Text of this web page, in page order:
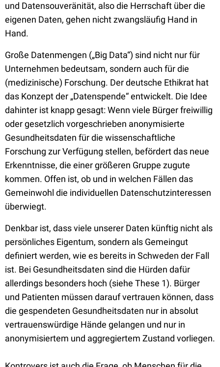
und Datensouveränität, also die Herrschaft über die
eigenen Daten, gehen nicht zwangsläufig Hand in
Hand.
Große Datenmengen („Big Data“) sind nicht nur für
Unternehmen bedeutsam, sondern auch für die
(medizinische) Forschung. Der deutsche Ethikrat hat
das Konzept der „Datenspende“ entwickelt. Die Idee
dahinter ist knapp gesagt: Wenn viele Bürger freiwillig
oder gesetzlich vorgeschrieben anonymisierte
Gesundheitsdaten für die wissenschaftliche
Forschung zur Verfügung stellen, befördert das neue
Erkenntnisse, die einer größeren Gruppe zugute
kommen. Offen ist, ob und in welchen Fällen das
Gemeinwohl die individuellen Datenschutzinteressen
überwiegt.
Denkbar ist, dass viele unserer Daten künftig nicht als
persönliches Eigentum, sondern als Gemeingut
definiert werden, wie es bereits in Schweden der Fall
ist. Bei Gesundheitsdaten sind die Hürden dafür
allerdings besonders hoch (siehe These 1). Bürger
und Patienten müssen darauf vertrauen können, dass
die gespendeten Gesundheitsdaten nur in absolut
vertrauenswürdige Hände gelangen und nur in
anonymisiertem und aggregiertem Zustand vorliegen.